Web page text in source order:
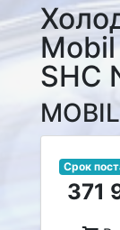
SHC
Срок
371